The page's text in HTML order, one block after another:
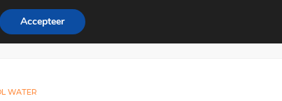
Zakelijk
WATER
Accepteer